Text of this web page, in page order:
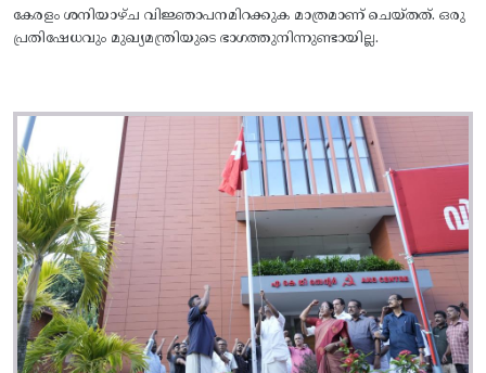
കേരളം ശനിയാഴ്ച വിജ്ഞാപനമിറക്കുക മാത്രമാണ് ചെയ്തത്. ഒരു
പ്രതിഷേധവും മുഖ്യമന്ത്രിയുടെ ഭാഗത്തുനിന്നുണ്ടായില്ല.